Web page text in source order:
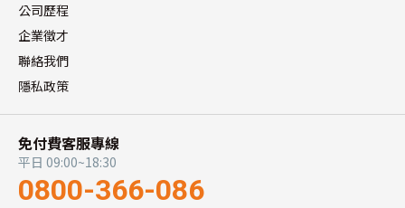
公司歷程
企業徵才
聯絡我們
隱私政策
免付費客服專線
平日 09:00~18:30
0800-366-086